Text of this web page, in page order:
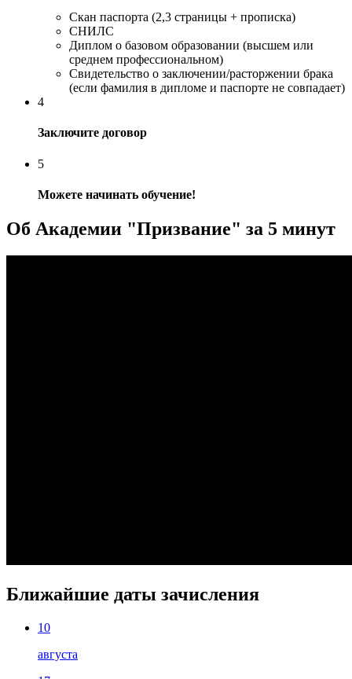
Скан паспорта (2,3 страницы + прописка)
СНИЛС
Диплом о базовом образовании (высшем или
среднем профессиональном)
Свидетельство о заключении/расторжении брака
(если фамилия в дипломе и паспорте не совпадает)
4
Заключите договор
5
Можете начинать обучение!
Об Академии "Призвание" за 5 минут
Ближайшие даты зачисления
10
августа